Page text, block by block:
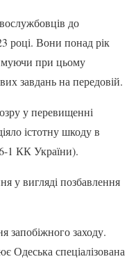
до
році. Вони понад рік
при цьому
завдань на передовій.
у перевищенні
істотну шкоду в
1 КК України).
у вигляді позбавлення
запобіжного заходу.
Одеська спеціалізована